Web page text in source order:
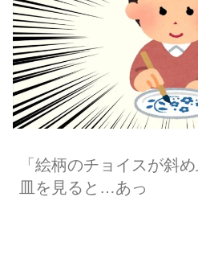
「絵柄のチョイスが斜
皿を見ると…あっ